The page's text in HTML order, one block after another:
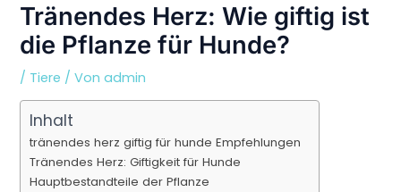
Tränendes Herz: Wie giftig ist
die Pflanze für Hunde?
/ Tiere / Vonadmin
Inhalt
tränendes herz giftig für hunde Empfehlungen
Tränendes Herz: Giftigkeit für Hunde
Hauptbestandteile der Pflanze